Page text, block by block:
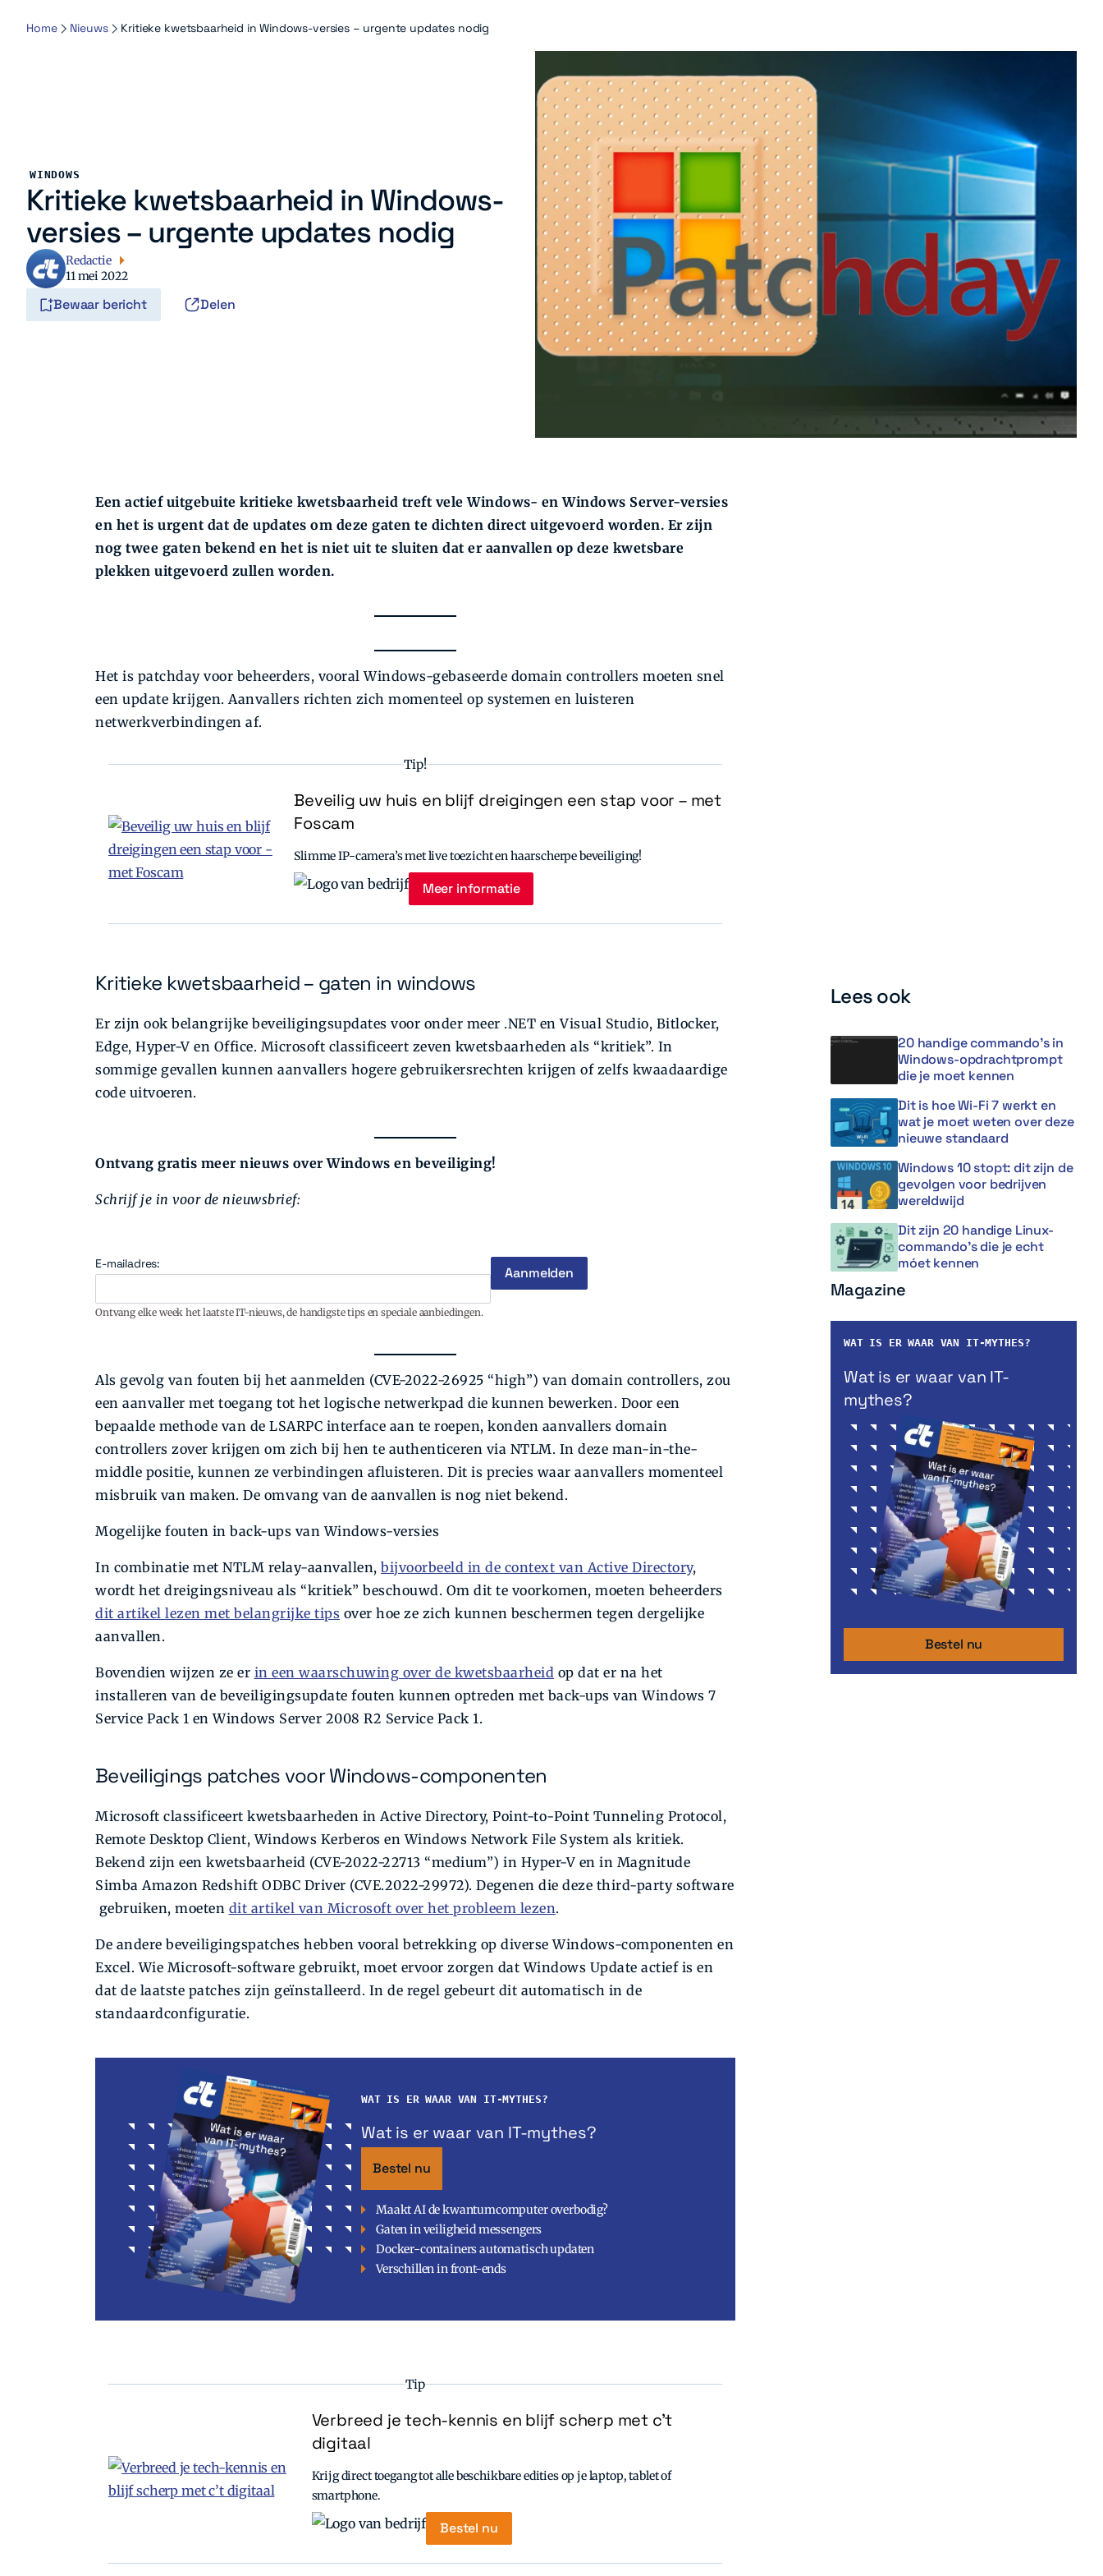
Home Nieuws Kritieke kwetsbaarheid in Windows-versies – urgente updates nodig
WINDOWS
Kritieke kwetsbaarheid in Windows-
versies – urgente updates nodig
Redactie
11 mei 2022
Bewaar bericht Delen
Een actief uitgebuite kritieke kwetsbaarheid treft vele Windows- en Windows Server-versies
en het is urgent dat de updates om deze gaten te dichten direct uitgevoerd worden. Er zijn
nog twee gaten bekend en het is niet uit te sluiten dat er aanvallen op deze kwetsbare
plekken uitgevoerd zullen worden.
Het is patchday voor beheerders, vooral Windows-gebaseerde domain controllers moeten snel
een update krijgen. Aanvallers richten zich momenteel op systemen en luisteren
netwerkverbindingen af.
Tip!
Beveilig uw huis en blijf dreigingen een stap voor – met
Foscam
Slimme IP-camera’s met live toezicht en haarscherpe beveiliging!
Meer informatie
Kritieke kwetsbaarheid – gaten in windows
Er zijn ook belangrijke beveiligingsupdates voor onder meer .NET en Visual Studio, Bitlocker,
Edge, Hyper-V en Office. Microsoft classificeert zeven kwetsbaarheden als “kritiek”. In
sommige gevallen kunnen aanvallers hogere gebruikersrechten krijgen of zelfs kwaadaardige
code uitvoeren.
Ontvang gratis meer nieuws over Windows en beveiliging!
Schrijf je in voor de nieuwsbrief:
E-mailadres:
Ontvang elke week het laatste IT-nieuws, de handigste tips en speciale aanbiedingen.
Als gevolg van fouten bij het aanmelden (CVE-2022-26925 “high”) van domain controllers, zou
een aanvaller met toegang tot het logische netwerkpad die kunnen bewerken. Door een
bepaalde methode van de LSARPC interface aan te roepen, konden aanvallers domain
controllers zover krijgen om zich bij hen te authenticeren via NTLM. In deze man-in-the-
middle positie, kunnen ze verbindingen afluisteren. Dit is precies waar aanvallers momenteel
misbruik van maken. De omvang van de aanvallen is nog niet bekend.
Mogelijke fouten in back-ups van Windows-versies
In combinatie met NTLM relay-aanvallen, bijvoorbeeld in de context van Active Directory,
wordt het dreigingsniveau als “kritiek” beschouwd. Om dit te voorkomen, moeten beheerders
dit artikel lezen met belangrijke tips over hoe ze zich kunnen beschermen tegen dergelijke
aanvallen.
Bovendien wijzen ze er in een waarschuwing over de kwetsbaarheid op dat er na het
installeren van de beveiligingsupdate fouten kunnen optreden met back-ups van Windows 7
Service Pack 1 en Windows Server 2008 R2 Service Pack 1.
Beveiligings patches voor Windows-componenten
Microsoft classificeert kwetsbaarheden in Active Directory, Point-to-Point Tunneling Protocol,
Remote Desktop Client, Windows Kerberos en Windows Network File System als kritiek.
Bekend zijn een kwetsbaarheid (CVE-2022-22713 “medium”) in Hyper-V en in Magnitude
Simba Amazon Redshift ODBC Driver (CVE.2022-29972). Degenen die deze third-party software
gebruiken, moeten dit artikel van Microsoft over het probleem lezen.
De andere beveiligingspatches hebben vooral betrekking op diverse Windows-componenten en
Excel. Wie Microsoft-software gebruikt, moet ervoor zorgen dat Windows Update actief is en
dat de laatste patches zijn geïnstalleerd. In de regel gebeurt dit automatisch in de
standaardconfiguratie.
WAT IS ER WAAR VAN IT-MYTHES?
Wat is er waar van IT-mythes?
Maakt AI de kwantumcomputer overbodig?
Gaten in veiligheid messengers
Docker-containers automatisch updaten
Verschillen in front-ends
Bestel nu
Tip
Verbreed je tech-kennis en blijf scherp met c’t
digitaal
Krijg direct toegang tot alle beschikbare edities op je laptop, tablet of
smartphone.
Bestel nu
Lees ook
20 handige commando’s in
Windows-opdrachtprompt
die je moet kennen
Dit is hoe Wi-Fi 7 werkt en
wat je moet weten over deze
nieuwe standaard
Windows 10 stopt: dit zijn de
gevolgen voor bedrijven
wereldwijd
Dit zijn 20 handige Linux-
commando’s die je echt
móet kennen
Magazine
WAT IS ER WAAR VAN IT-MYTHES?
Wat is er waar van IT-
mythes?
Bestel nu